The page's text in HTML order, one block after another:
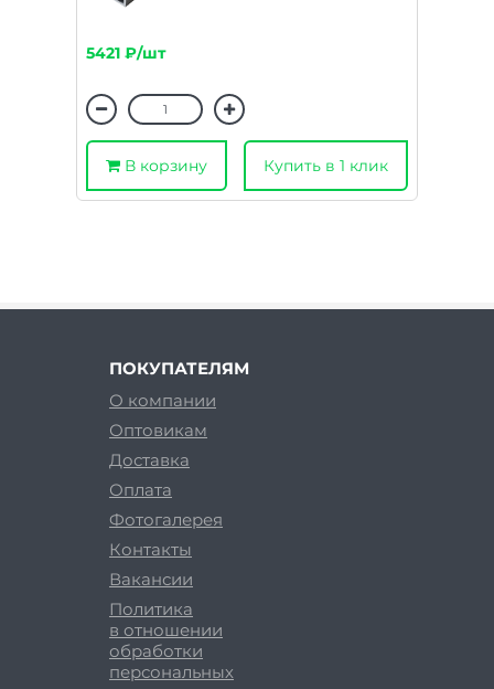
5421 ₽/шт
В корзину Купить в 1 клик
ПОКУПАТЕЛЯМ
О компании
Оптовикам
Доставка
Оплата
Фотогалерея
Контакты
Вакансии
Политика
в отношении
обработки
персональных